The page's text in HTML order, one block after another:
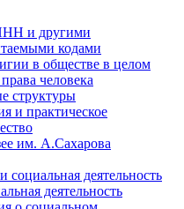
и другими
кодами
в обществе в целом
человека
структуры
и практическое
им. А.Сахарова
социальная деятельность
деятельность